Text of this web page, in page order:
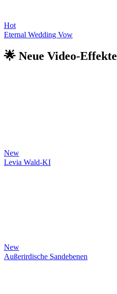
Hot
Eternal Wedding Vow
🌟 Neue Video-Effekte
New
Levia Wald-KI
New
Außerirdische Sandebenen